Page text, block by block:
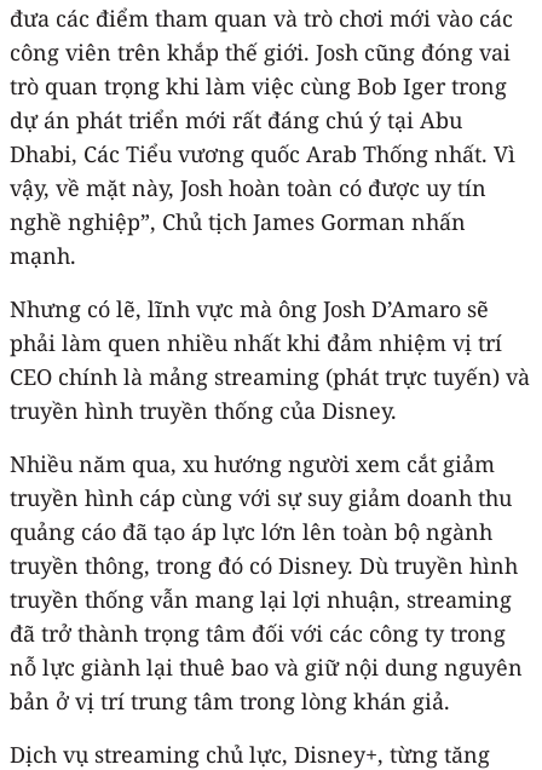
đưa các điểm tham quan và trò chơi mới vào các
công viên trên khắp thế giới. Josh cũng đóng vai
trò quan trọng khi làm việc cùng Bob Iger trong
dự án phát triển mới rất đáng chú ý tại Abu
Dhabi, Các Tiểu vương quốc Arab Thống nhất. Vì
vậy, về mặt này, Josh hoàn toàn có được uy tín
nghề nghiệp”, Chủ tịch James Gorman nhấn
mạnh.
Nhưng có lẽ, lĩnh vực mà ông Josh D’Amaro sẽ
phải làm quen nhiều nhất khi đảm nhiệm vị trí
CEO chính là mảng streaming (phát trực tuyến) và
truyền hình truyền thống của Disney.
Nhiều năm qua, xu hướng người xem cắt giảm
truyền hình cáp cùng với sự suy giảm doanh thu
quảng cáo đã tạo áp lực lớn lên toàn bộ ngành
truyền thông, trong đó có Disney. Dù truyền hình
truyền thống vẫn mang lại lợi nhuận, streaming
đã trở thành trọng tâm đối với các công ty trong
nỗ lực giành lại thuê bao và giữ nội dung nguyên
bản ở vị trí trung tâm trong lòng khán giả.
Dịch vụ streaming chủ lực, Disney+, từng tăng